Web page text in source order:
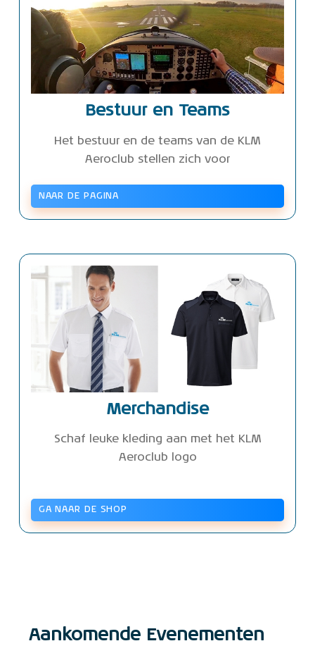
Bestuur en Teams
Het bestuur en de teams van de KLM
Aeroclub stellen zich voor
NAAR DE PAGINA
Merchandise
Schaf leuke kleding aan met het KLM
Aeroclub logo
GA NAAR DE SHOP
Aankomende Evenementen